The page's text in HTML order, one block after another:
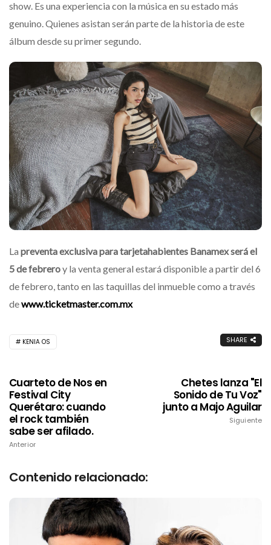
show. Es una experiencia con la música en su estado más
genuino. Quienes asistan serán parte de la historia de este
álbum desde su primer segundo.
La preventa exclusiva para tarjetahabientes Banamex será el
5 de febreroy la venta general estará disponible a partir del 6
de febrero, tanto en las taquillas del inmueble como a través
dewww.ticketmaster.com.mx
KENIA OS SHARE
Cuarteto de Nos en
Festival City
Querétaro: cuando
el rock también
sabe ser afilado.
Anterior
Chetes lanza "El
Sonido de Tu Voz"
junto a Majo Aguilar
Siguiente
Contenido relacionado: